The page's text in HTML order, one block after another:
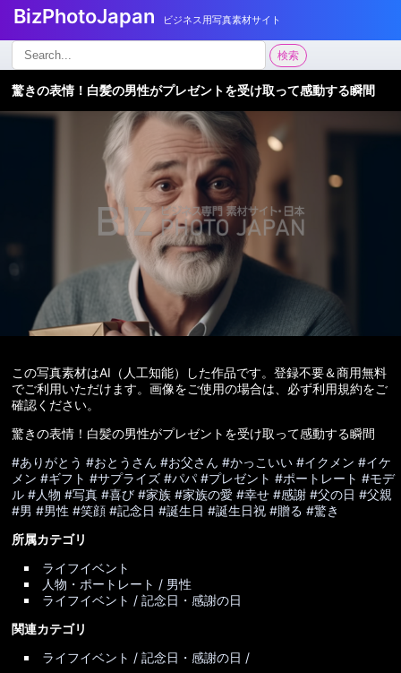
BizPhotoJapan ビジネス用写真素材サイト
検
索:
検索
驚きの表情！白髪の男性がプレゼントを受け取って感動する瞬間
この写真素材はAI（人工知能）した作品です。登録不要＆商用無料
でご利用いただけます。画像をご使用の場合は、必ず利用規約をご
確認ください。
驚きの表情！白髪の男性がプレゼントを受け取って感動する瞬間
#ありがとう #おとうさん #お父さん #かっこいい #イクメン #イケ
メン #ギフト #サプライズ #パパ #プレゼント #ポートレート #モデ
ル #人物 #写真 #喜び #家族 #家族の愛 #幸せ #感謝 #父の日 #父親
#男 #男性 #笑顔 #記念日 #誕生日 #誕生日祝 #贈る #驚き
所属カテゴリ
ライフイベント
人物・ポートレート / 男性
ライフイベント / 記念日・感謝の日
関連カテゴリ
ライフイベント / 記念日・感謝の日 /